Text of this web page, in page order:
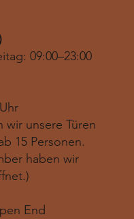
09:00–23:00
unsere Türen
15 Personen.
haben wir
End